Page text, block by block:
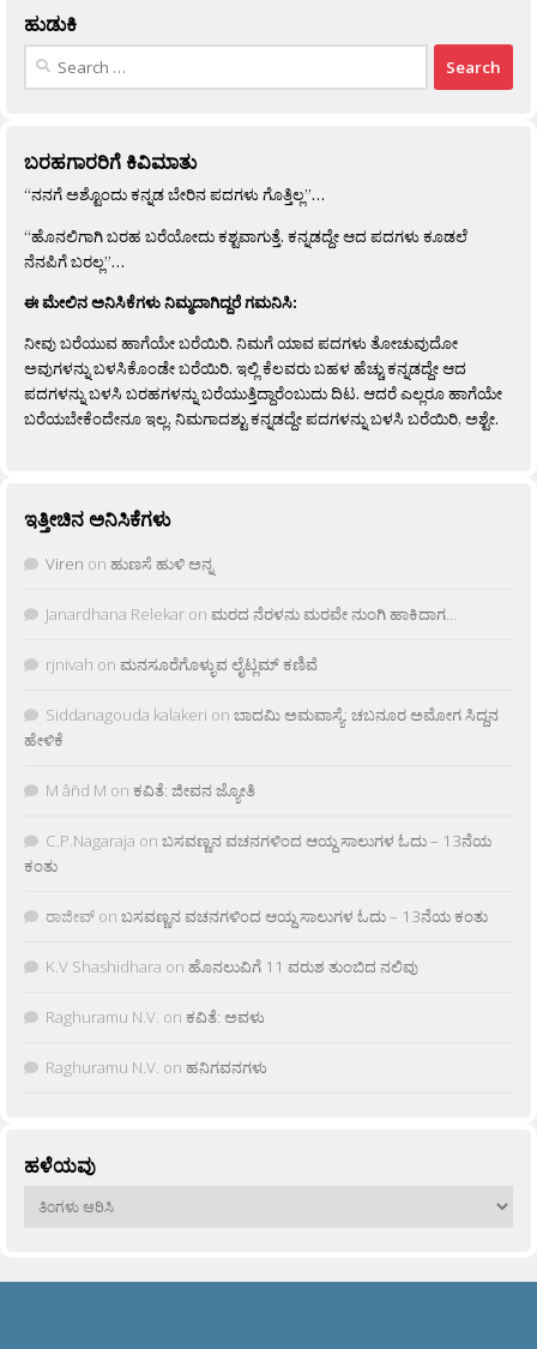
ಹುಡುಕಿ
Search
ಬರಹಗಾರರಿಗೆ ಕಿವಿಮಾತು
“ನನಗೆ ಅಶ್ಟೊಂದು ಕನ್ನಡ ಬೇರಿನ ಪದಗಳು ಗೊತ್ತಿಲ್ಲ”…
“ಹೊನಲಿಗಾಗಿ ಬರಹ ಬರೆಯೋದು ಕಶ್ಟವಾಗುತ್ತೆ. ಕನ್ನಡದ್ದೇ ಆದ ಪದಗಳು ಕೂಡಲೆ
ನೆನಪಿಗೆ ಬರಲ್ಲ”…
ಈ ಮೇಲಿನ ಅನಿಸಿಕೆಗಳು ನಿಮ್ಮದಾಗಿದ್ದರೆ ಗಮನಿಸಿ:
ನೀವು ಬರೆಯುವ ಹಾಗೆಯೇ ಬರೆಯಿರಿ. ನಿಮಗೆ ಯಾವ ಪದಗಳು ತೋಚುವುದೋ
ಅವುಗಳನ್ನು ಬಳಸಿಕೊಂಡೇ ಬರೆಯಿರಿ. ಇಲ್ಲಿ ಕೆಲವರು ಬಹಳ ಹೆಚ್ಚು ಕನ್ನಡದ್ದೇ ಆದ
ಪದಗಳನ್ನು ಬಳಸಿ ಬರಹಗಳನ್ನು ಬರೆಯುತ್ತಿದ್ದಾರೆಂಬುದು ದಿಟ. ಆದರೆ ಎಲ್ಲರೂ ಹಾಗೆಯೇ
ಬರೆಯಬೇಕೆಂದೇನೂ ಇಲ್ಲ. ನಿಮಗಾದಶ್ಟು ಕನ್ನಡದ್ದೇ ಪದಗಳನ್ನು ಬಳಸಿ ಬರೆಯಿರಿ, ಅಶ್ಟೇ.
ಇತ್ತೀಚಿನ ಅನಿಸಿಕೆಗಳು
Viren on ಹುಣಸೆ ಹುಳಿ ಅನ್ನ
Janardhana Relekar on ಮರದ ನೆರಳನು ಮರವೇ ನುಂಗಿ ಹಾಕಿದಾಗ…
rjnivah on ಮನಸೂರೆಗೊಳ್ಳುವ ಲೈಟ್ಲಮ್ ಕಣಿವೆ
Siddanagouda kalakeri on ಬಾದಮಿ ಅಮವಾಸ್ಯೆ: ಚಬನೂರ ಅಮೋಗ ಸಿದ್ದನ
ಹೇಳಿಕೆ
M âñd M on ಕವಿತೆ: ಜೀವನ ಜ್ಯೋತಿ
C.P.Nagaraja on ಬಸವಣ್ಣನ ವಚನಗಳಿಂದ ಆಯ್ದ ಸಾಲುಗಳ ಓದು – 13ನೆಯ
ಕಂತು
ರಾಜೀವ್ on ಬಸವಣ್ಣನ ವಚನಗಳಿಂದ ಆಯ್ದ ಸಾಲುಗಳ ಓದು – 13ನೆಯ ಕಂತು
K.V Shashidhara on ಹೊನಲುವಿಗೆ 11 ವರುಶ ತುಂಬಿದ ನಲಿವು
Raghuramu N.V. on ಕವಿತೆ: ಅವಳು
Raghuramu N.V. on ಹನಿಗವನಗಳು
ಹಳೆಯವು
ಹಳೆಯವು